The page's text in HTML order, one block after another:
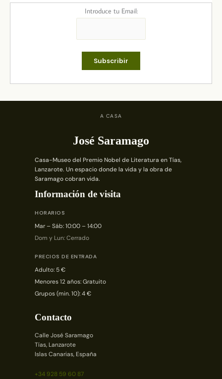
Introduce tu Email:
A CASA
José Saramago
Casa-Museo del Premio Nobel de Literatura en Tías,
Lanzarote. Un espacio donde la vida y la obra de
Saramago cobran vida.
Información de visita
HORARIOS
Mar – Sáb: 10:00 – 14:00
Dom y Lun: Cerrado
PRECIOS DE ENTRADA
Adulto: 5 €
Menores 12 años: Gratuito
Grupos (min. 10): 4 €
Contacto
Calle José Saramago
Tías, Lanzarote
Islas Canarias, España
+34 928 59 60 87